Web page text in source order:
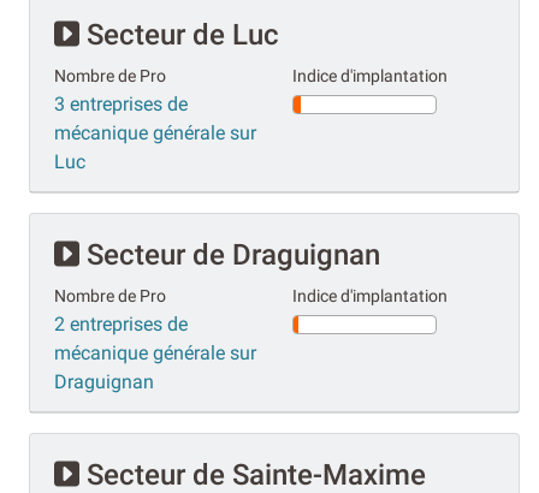
Secteur de Luc
Nombre de Pro
3 entreprises de
mécanique générale sur
Luc
Indice d'implantation
Secteur de Draguignan
Nombre de Pro
2 entreprises de
mécanique générale sur
Draguignan
Indice d'implantation
Secteur de Sainte-Maxime